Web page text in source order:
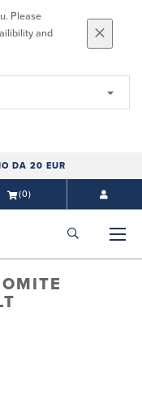
Please
and
DA 20 EUR
(0)